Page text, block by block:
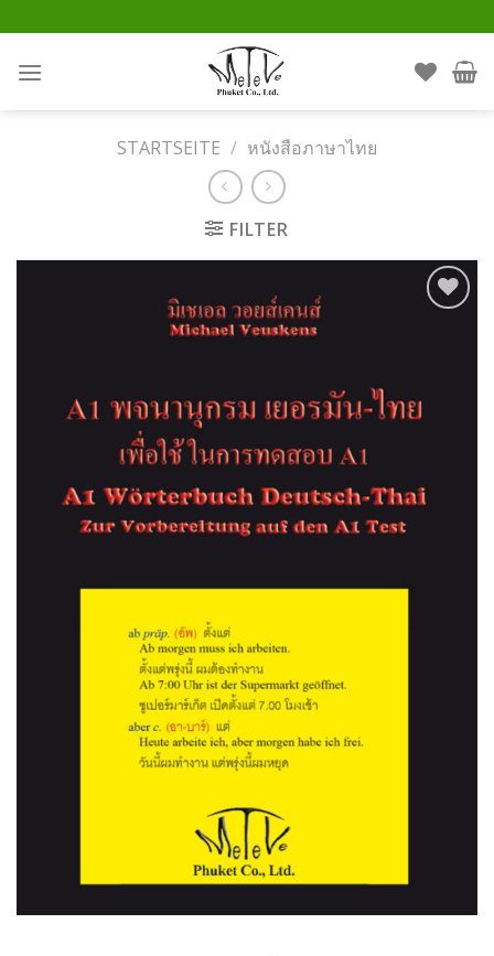
to
content
STARTSEITE / หนังสือภาษาไทย
FILTER